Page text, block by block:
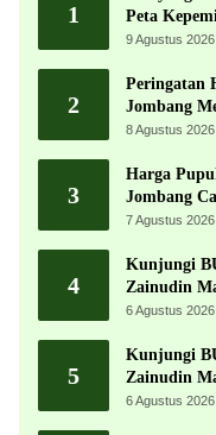
1
Peta
Muktamar
9 Agustus 2026
2
Peringatan
Jombang
Karnaval
8 Agustus 2026
3
Harga
Jombang
7 Agustus 2026
4
Kunjungi
Zainudin
Ekonomi
6 Agustus 2026
5
Kunjungi
Zainudin
Ekonomi
6 Agustus 2026